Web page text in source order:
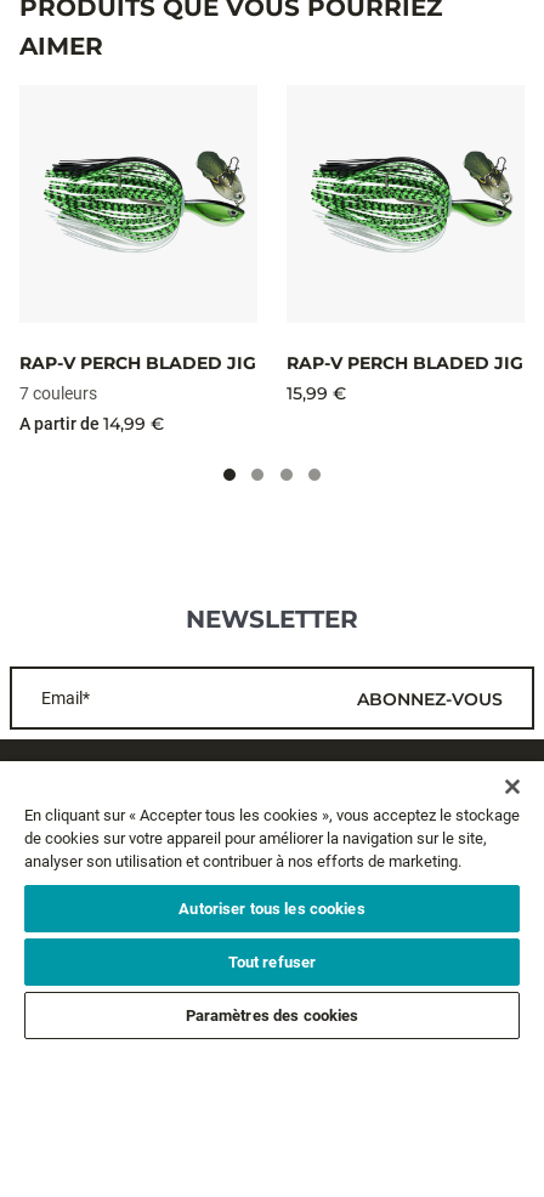
VOIR PLUS
NOUS AVONS TROUVÉ D'AUTRES
PRODUITS QUE VOUS POURRIEZ
AIMER
RAP-V PERCH BLADED JIG
A partir de14,99 €
RAP-V PERCH BLADED JIG
NEWSLETTER
ABONNEZ-VOUS
En cliquant sur « Accepter tous les cookies », vous acceptez le stockage
de cookies sur votre appareil pour améliorer la navigation sur le site,
analyser son utilisation et contribuer à nos efforts de marketing.
Autoriser tous les cookies
Tout refuser
Paramètres des cookies